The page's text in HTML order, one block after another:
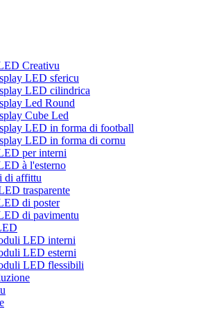
Creativu
LED sfericu
LED cilindrica
Led Round
Cube Led
LED in forma di football
LED in forma di cornu
per interni
à l'esterno
di affittu
trasparente
di poster
di pavimentu
LED interni
LED esterni
LED flessibili